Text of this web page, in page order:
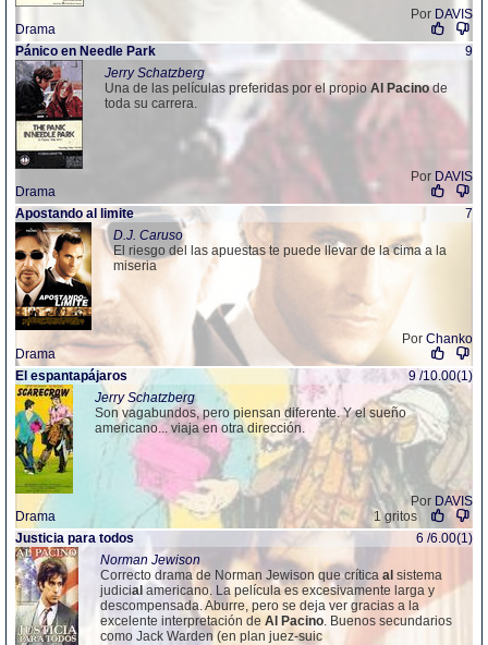
Por DAVIS
Drama
Pánico en Needle Park
9
Jerry Schatzberg
Una de las películas preferidas por el propio Al Pacinode
toda su carrera.
Por DAVIS
Drama
Apostando al limite
7
D.J. Caruso
El riesgo del las apuestas te puede llevar de la cima a la
miseria
Por Chanko
Drama
El espantapájaros
9 /10.00(1)
Jerry Schatzberg
Son vagabundos, pero piensan diferente. Y el sueño
americano... viaja en otra dirección.
Por DAVIS
Drama
1 gritos
Justicia para todos
6 /6.00(1)
Norman Jewison
Correcto drama de Norman Jewison que crítica al sistema
judicial americano. La película es excesivamente larga y
descompensada. Aburre, pero se deja ver gracias a la
excelente interpretación de Al Pacino. Buenos secundarios
como Jack Warden (en plan juez-suic